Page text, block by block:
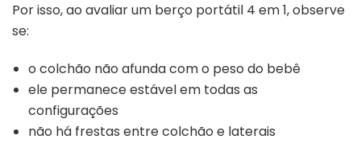
Por isso, ao avaliar um berço portátil 4 em 1, observe
se:
o colchão não afunda com o peso do bebê
ele permanece estável em todas as
configurações
não há frestas entre colchão e laterais